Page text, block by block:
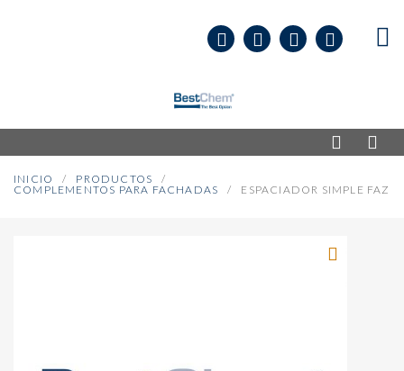
INICIO
PRODUCTOS
COMPLEMENTOS PARA FACHADAS
ESPACIADOR SIMPLE FAZ